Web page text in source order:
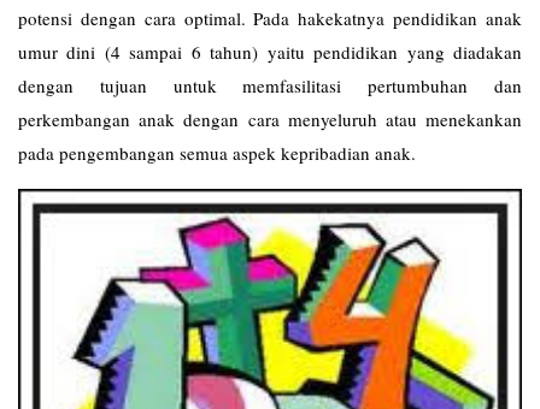
potensi dengan cara optimal. Pada hakekatnya pendidikan anak
umur dini (4 sampai 6 tahun) yaitu pendidikan yang diadakan
dengan tujuan untuk memfasilitasi pertumbuhan dan
perkembangan anak dengan cara menyeluruh atau menekankan
pada pengembangan semua aspek kepribadian anak.